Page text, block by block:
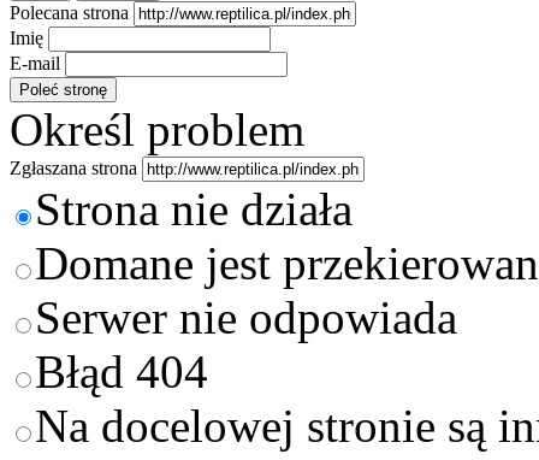
Polecana strona
Imię
E-mail
Określ problem
Zgłaszana strona
Strona nie działa
Domane jest
Serwer nie odpowiada
Błąd 404
Na docelowej stronie są